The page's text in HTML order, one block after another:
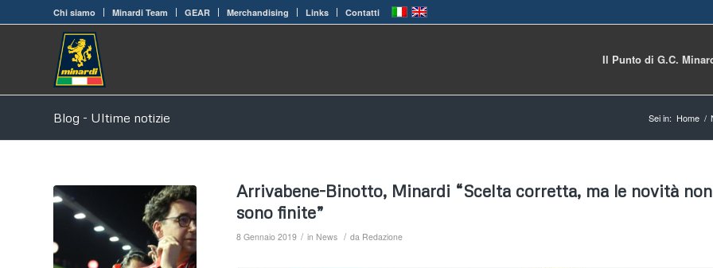
Chi siamo Minardi Team GEAR Merchandising Links Contatti
Il Punto di G.C.
Blog - Ultime notizie Sei in: Home /
Arrivabene-Binotto, Minardi “Scelta corretta, ma le novità non
sono finite”
8 Gennaio 2019 / in News / da Redazione